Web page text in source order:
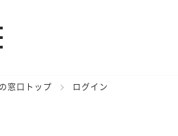
窓口トップ ログイン